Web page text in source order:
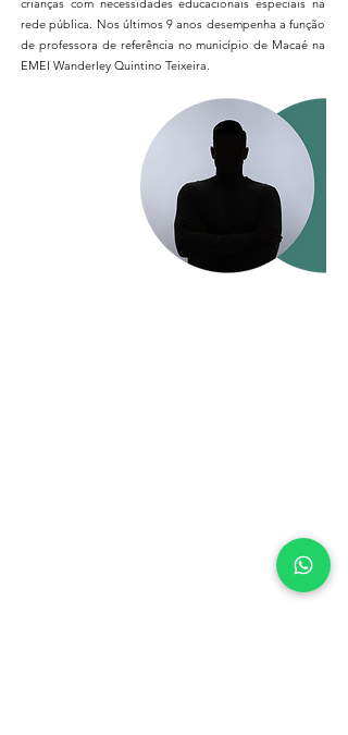
rede pública. Nos últimos 9 anos desempenha a função
de professora de referência no município de Macaé na
EMEI Wanderley Quintino Teixeira.